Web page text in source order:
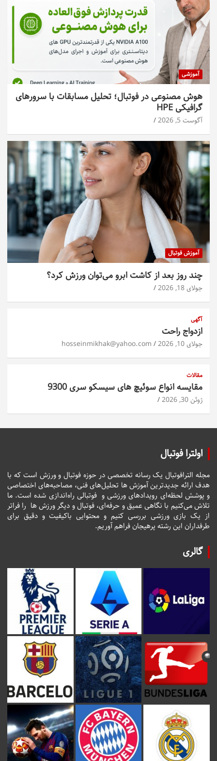
آموزشی
هوش مصنوعی در فوتبال؛ تحلیل مسابقات با سرورهای
گرافیکی HPE
آگوست 5, 2026
آموزش فوتبال
چند روز بعد از کاشت ابرو می‌توان ورزش کرد؟
جولای 18, 2026
آگهی
ازدواج راحت
جولای 10, 2026 hosseinmikhak@yahoo.com
مقالات
مقایسه انواع سوئیچ های سیسکو سری 9300
ژوئن 30, 2026
اولترا فوتبال
مجله الترافوتبال یک رسانه تخصصی در حوزه فوتبال و ورزش است که با
هدف ارائه جدیدترین آموزش ها تحلیل‌های فنی، مصاحبه‌های اختصاصی
و پوشش لحظه‌ای رویدادهای ورزشی و فوتبالی راه‌اندازی شده است. ما
تلاش می‌کنیم با نگاهی عمیق و حرفه‌ای، فوتبال و دیگر ورزش ها را فراتر
از یک بازی ورزشی بررسی کنیم و محتوایی باکیفیت و دقیق برای
طرفداران این رشته پرهیجان فراهم آوریم.
گالری